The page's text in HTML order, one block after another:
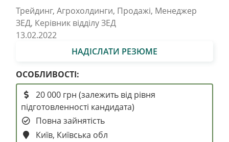
Трейдинг, Агрохолдинги, Продажі, Менеджер
ЗЕД, Керівник відділу ЗЕД
13.02.2022
НАДІСЛАТИ РЕЗЮМЕ
ОСОБЛИВОСТІ:
20 000 грн (залежить від рівня
підготовленності кандидата)
Повна зайнятість
Київ, Київська обл